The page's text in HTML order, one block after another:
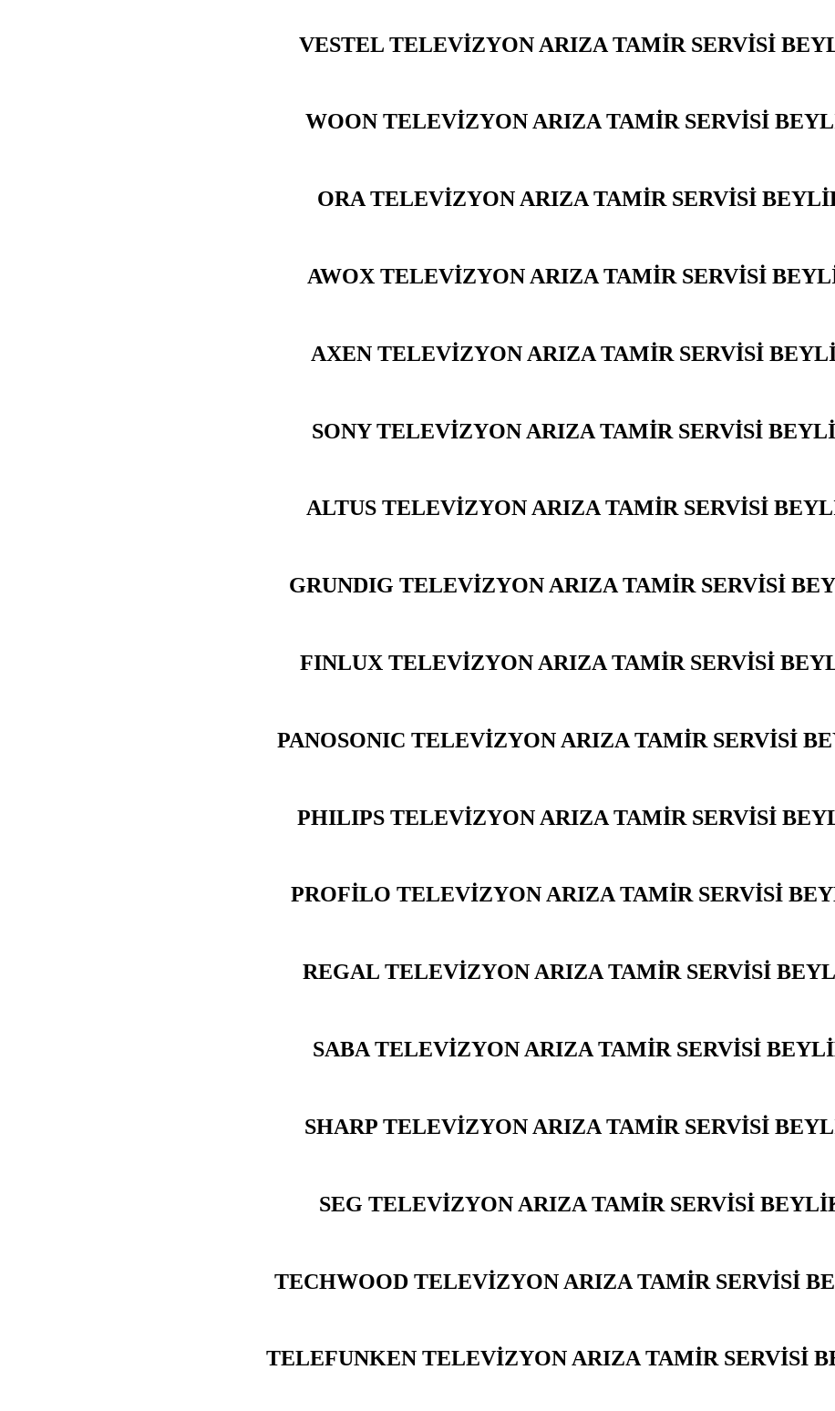
VESTEL TELEVİZYON ARIZA TAMİR SERVİSİ
WOON TELEVİZYON ARIZA TAMİR SERVİSİ
ORA TELEVİZYON ARIZA TAMİR SERVİSİ
AWOX TELEVİZYON ARIZA TAMİR SERVİSİ
AXEN TELEVİZYON ARIZA TAMİR SERVİSİ
SONY TELEVİZYON ARIZA TAMİR SERVİSİ
ALTUS TELEVİZYON ARIZA TAMİR SERVİSİ
GRUNDIG TELEVİZYON ARIZA TAMİR SERVİSİ
FINLUX TELEVİZYON ARIZA TAMİR SERVİSİ
PANOSONIC TELEVİZYON ARIZA TAMİR SERVİSİ
PHILIPS TELEVİZYON ARIZA TAMİR SERVİSİ
PROFİLO TELEVİZYON ARIZA TAMİR SERVİSİ
REGAL TELEVİZYON ARIZA TAMİR SERVİSİ
SABA TELEVİZYON ARIZA TAMİR SERVİSİ
SHARP TELEVİZYON ARIZA TAMİR SERVİSİ
SEG TELEVİZYON ARIZA TAMİR SERVİSİ
TECHWOOD TELEVİZYON ARIZA TAMİR SERVİSİ
TELEFUNKEN TELEVİZYON ARIZA TAMİR SERVİSİ